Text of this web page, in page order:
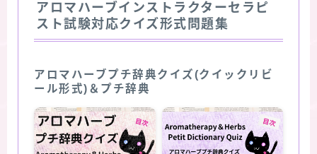
アロマハーブインストラクターセラピ
スト試験対応クイズ形式問題集
アロマハーブプチ辞典クイズ(クイックリビ
ール形式)＆プチ辞典